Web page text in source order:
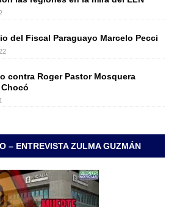
del Fiscal Paraguayo Marcelo Pecci
contra Roger Pastor Mosquera
– ENTREVISTA ZULMA GUZMÁN